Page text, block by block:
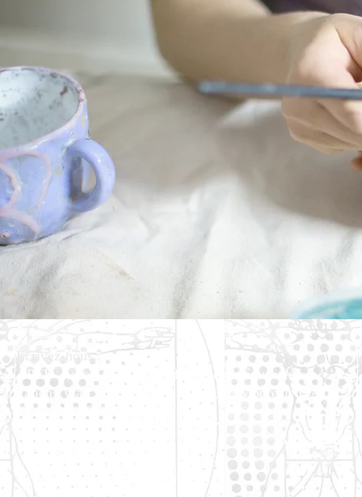
Écrivez-nous :
APEI - Association des pédagogues et éducateurs
italiens Via Linea Ferrata 57/2 90046 Monreale (PA).
FC
97220390823